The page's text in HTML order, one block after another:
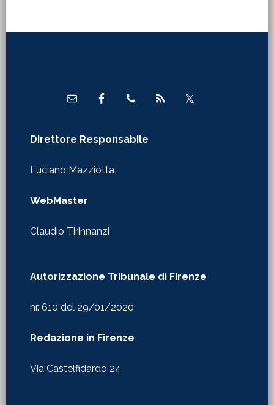
Direttore Responsabile
Luciano Mazziotta
WebMaster
Claudio Tirinnanzi
Autorizzazione Tribunale di Firenze
nr. 610 del 29/01/2020
Redazione in Firenze
Via Castelfidardo 24